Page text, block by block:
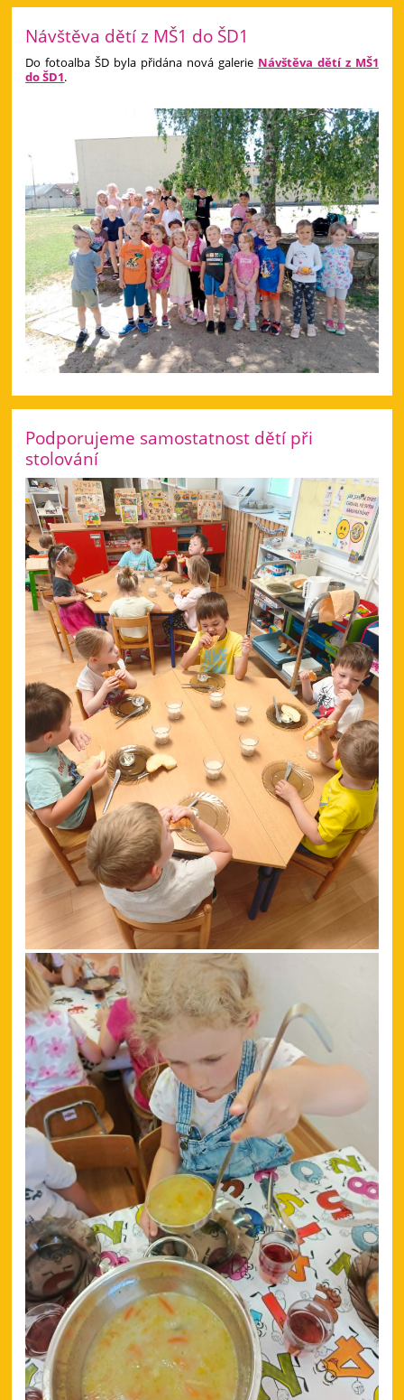
Návštěva dětí z MŠ1 do ŠD1
Do fotoalba ŠD byla přidána nová galerie Návštěva dětí z MŠ1
do ŠD1.
Podporujeme samostatnost dětí při
stolování